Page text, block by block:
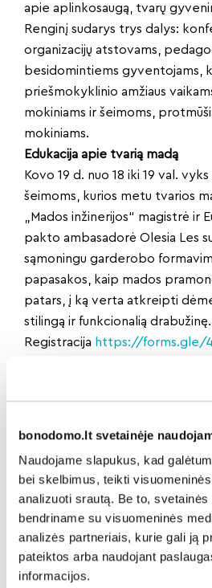
bonodomo.lt svetainėje
Naudojame slapukus, kad
bei skelbimus, teikti
analizuoti srautą. Be to,
bendriname su visuomeninės
analizės partneriais, kurie gali ją
pateiktos arba naudojant
informacijos.
apie aplinkosaugą, tvarų
Renginį sudarys trys dalys:
organizacijų atstovams,
besidomintiems gyventojams,
priešmokyklinio amžiaus
mokiniams ir šeimoms,
mokiniams.
Edukacija apie tvarią madą
Kovo 19 d. nuo 18 iki 19 val.
šeimoms, kurios metu tvarios
„Mados inžinerijos“ magistrė ir
pakto ambasadorė Olesia Les
sąmoningu garderobo
papasakos, kaip mados
patars, į ką verta atkreipti
stilingą ir funkcionalią drabužinę.
Registracija https://forms.gle/
Praktinėje renginio dalyje
Kūrybinės dirbtuvės
vaikams ir 1–4 klasių mokiniams
iki 10 val. ir nuo 10 iki 11 val. Tą
14.45 val. vyks protmūšiai
vyresniųjų (9–12 kl.) klasių
Kovo 19 d. nuo 9 iki 10 val. –